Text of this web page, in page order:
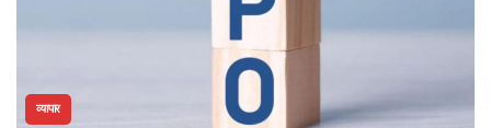
व्यापार